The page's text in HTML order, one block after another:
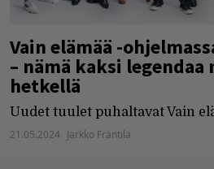
Vain elämää -
– nämä kaksi
hetkellä
Uudet tuulet puhaltavat Vain
21.05.2024 Jarkko Fräntilä